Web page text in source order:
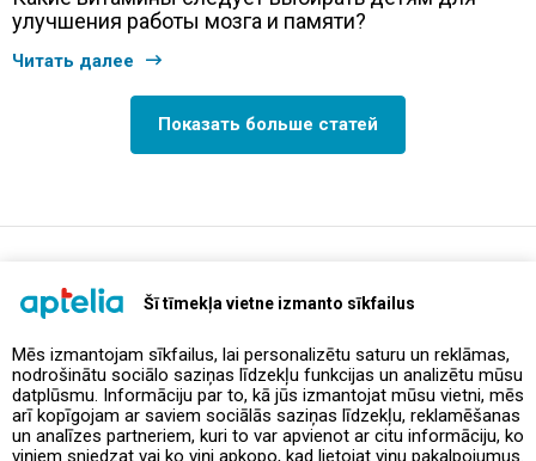
Šī tīmekļa vietne izmanto sīkfailus
Mēs izmantojam sīkfailus, lai personalizētu saturu un reklāmas,
nodrošinātu sociālo saziņas līdzekļu funkcijas un analizētu mūsu
datplūsmu. Informāciju par to, kā jūs izmantojat mūsu vietni, mēs
arī kopīgojam ar saviem sociālās saziņas līdzekļu, reklamēšanas
un analīzes partneriem, kuri to var apvienot ar citu informāciju, ko
viņiem sniedzat vai ko viņi apkopo, kad lietojat viņu pakalpojumus.
улучшения работы мозга и памяти?
Читать далее
Показать больше статей
Предложения и акции
Контакты